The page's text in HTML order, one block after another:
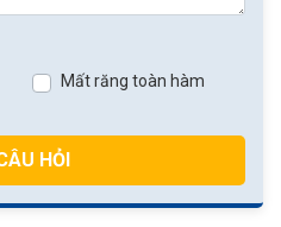
Mất răng toàn hàm
HỎI